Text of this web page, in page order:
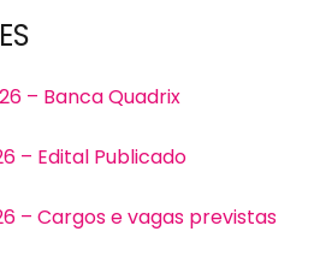
– Banca Quadrix
– Edital Publicado
– Cargos e vagas previstas